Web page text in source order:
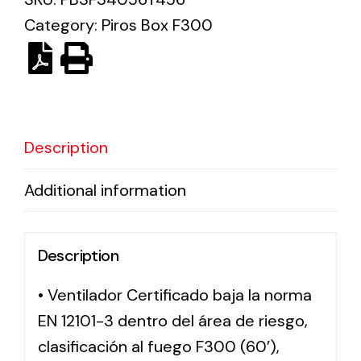
Solar lighting
Variety of solar solutions for all kinds of needs.
Category: Piros Box F300
Description
Additional information
Description
• Ventilador Certificado baja la norma
EN 12101-3 dentro del área de riesgo,
clasificación al fuego F300 (60′),